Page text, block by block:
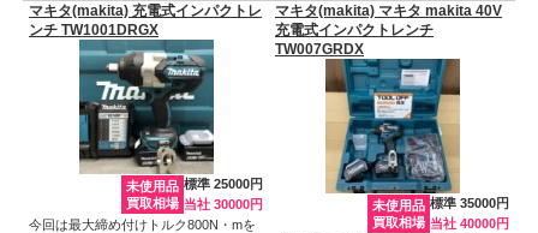
マキタ(makita) 充電式インパクトレ
ンチ TW1001DRGX
未使用品
買取相場
標準 25000円
当社 30000円
今回は最大締め付けトルク800N・mを
マキタ(makita) マキタ makita 40V
充電式インパクトレンチ
TW007GRDX
未使用品
買取相場
標準 35000円
当社 40000円